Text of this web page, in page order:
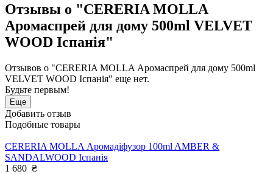
Отзывы о "CERERIA MOLLA
Аромаспрей для дому 500ml VELVET
WOOD Іспанія"
Отзывов о "CERERIA MOLLA Аромаспрей для дому 500ml
VELVET WOOD Іспанія" еще нет.
Будьте первым!
Еще
Добавить отзыв
Подобные товары
CERERIA MOLLA Аромадіфузор 100ml AMBER &
SANDALWOOD Іспанія
1 680 ₴